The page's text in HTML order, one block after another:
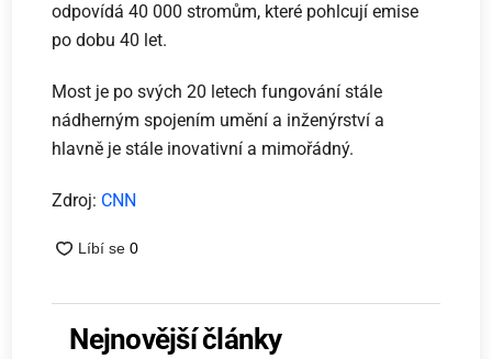
odpovídá 40 000 stromům, které pohlcují emise
po dobu 40 let.
Most je po svých 20 letech fungování stále
nádherným spojením umění a inženýrství a
hlavně je stále inovativní a mimořádný.
Zdroj: CNN
Nejnovější články